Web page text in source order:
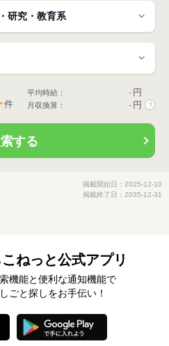
件
平均時給： - 円
月収換算： - 円 ?
する
掲載開始日：2025-12-10
掲載終了日：2035-12-31
ねっと公式アプリ
機能と便利な通知機能で
ごと探しをお手伝い！